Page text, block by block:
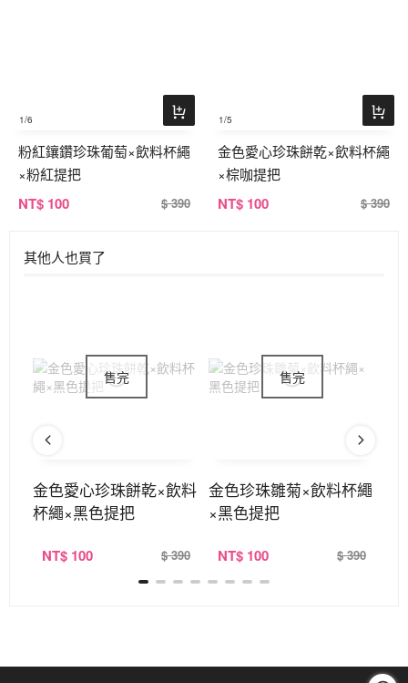
1/6
粉紅鑲鑽珍珠葡萄×飲料杯繩
×粉紅提把
NT$ 100 $ 390
1/5
金色愛心珍珠餅乾×飲料杯繩
×棕咖提把
NT$ 100 $ 390
其他人也買了
金色愛心珍珠餅乾×飲料
杯繩×黑色提把
NT$ 100 $ 390
金色珍珠雛菊×飲料杯繩
×黑色提把
NT$ 100 $ 390